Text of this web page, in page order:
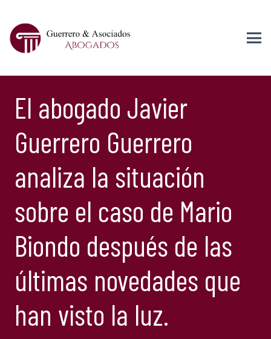
El abogado Javier
Guerrero Guerrero
analiza la situación
sobre el caso de Mario
Biondo después de las
últimas novedades que
han visto la luz.